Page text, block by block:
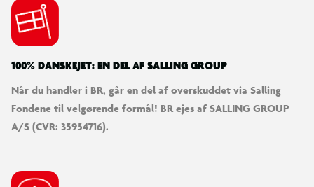
100% DANSKEJET: EN DEL AF SALLING GROUP
Når du handler i BR, går en del af overskuddet via Salling
Fondene til velgørende formål! BR ejes af SALLING GROUP
A/S (CVR: 35954716).